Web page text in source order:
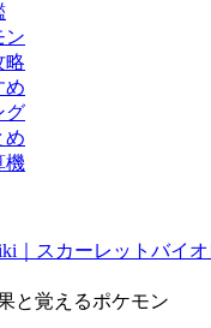
ン
略
め
グ
め
機
｜スカーレットバイオ
と覚えるポケモン